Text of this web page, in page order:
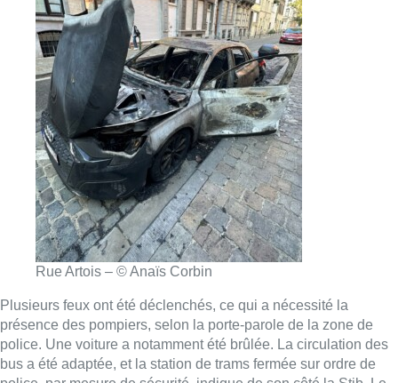
Rue Artois – © Anaïs Corbin
Plusieurs feux ont été déclenchés, ce qui a nécessité la
présence des pompiers, selon la porte-parole de la zone de
police. Une voiture a notamment été brûlée. La circulation des
bus a été adaptée, et la station de trams fermée sur ordre de
police, par mesure de sécurité, indique de son côté la Stib. Le
calme semble être revenu vers minuit dans le quartier.
Belga – Photo : Belga
■ Reportage deVanessa Lhuillier, Daniel Magnette et
Chadène Diouani
Lire aussi :
Pizza Nizar: un coup de pub
inattendu grâce à l’IA